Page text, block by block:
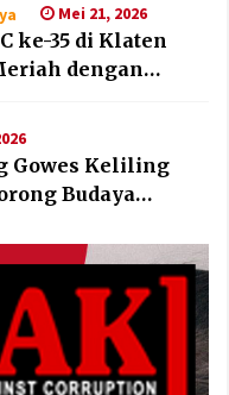
Mei 21, 2026
ke-35 di Klaten
dengan
Gowes Keliling
Budaya